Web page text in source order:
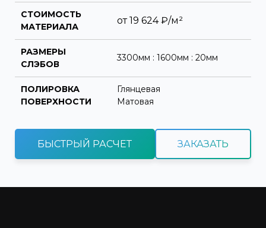
СТОИМОСТЬ
МАТЕРИАЛА
от19 624₽/м²
РАЗМЕРЫ
СЛЭБОВ
3300мм : 1600мм : 20мм
ПОЛИРОВКА
ПОВЕРХНОСТИ
Глянцевая
Матовая
БЫСТРЫЙ РАСЧЕТ ЗАКАЗАТЬ